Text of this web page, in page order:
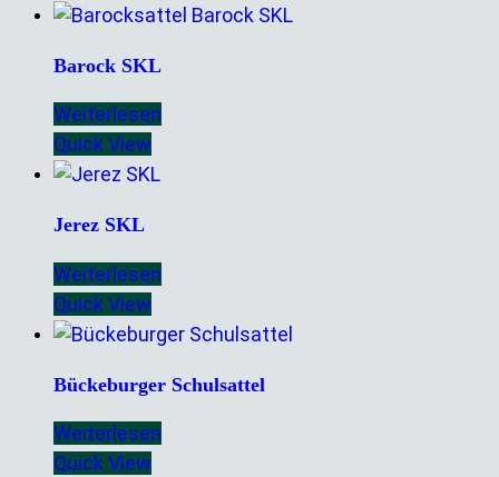
Barock SKL
Weiterlesen
Quick View
Jerez SKL
Weiterlesen
Quick View
Bückeburger Schulsattel
Weiterlesen
Quick View